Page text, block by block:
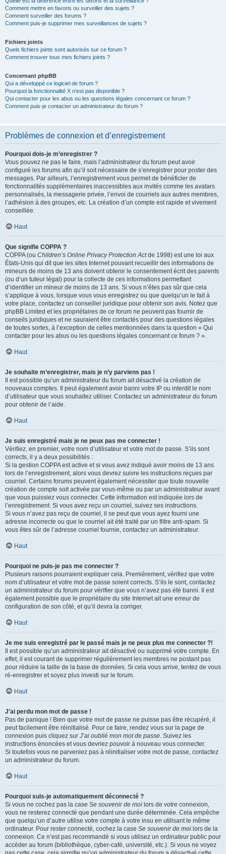
Comment mettre en favoris ou surveiller des sujets ?
Comment surveiller des forums ?
Comment puis-je supprimer mes surveillances de sujets ?
Fichiers joints
Quels fichiers joints sont autorisés sur ce forum ?
Comment trouver tous mes fichiers joints ?
Concernant phpBB
Qui a développé ce logiciel de forum ?
Pourquoi la fonctionnalité X n’est pas disponible ?
Qui contacter pour les abus ou les questions légales concernant ce forum ?
Comment puis-je contacter un administrateur du forum ?
Problèmes de connexion et d’enregistrement
Pourquoi dois-je m’enregistrer ?
Vous pouvez ne pas le faire, mais l’administrateur du forum peut avoir
configuré les forums afin qu’il soit nécessaire de s’enregistrer pour poster des
messages. Par ailleurs, l’enregistrement vous permet de bénéficier de
fonctionnalités supplémentaires inaccessibles aux invités comme les avatars
personnalisés, la messagerie privée, l’envoi de courriels aux autres membres,
l’adhésion à des groupes, etc. La création d’un compte est rapide et vivement
conseillée.
Haut
Que signifie COPPA ?
COPPA (ou Children’s Online Privacy Protection Actde 1998) est une loi aux
États-Unis qui dit que les sites Internet pouvant recueillir des informations de
mineurs de moins de 13 ans doivent obtenir le consentement écrit des parents
(ou d’un tuteur légal) pour la collecte de ces informations permettant
d’identifier un mineur de moins de 13 ans. Si vous n’êtes pas sûr que cela
s’applique à vous, lorsque vous vous enregistrez ou que quelqu’un le fait à
votre place, contactez un conseiller juridique pour obtenir son avis. Notez que
phpBB Limited et les propriétaires de ce forum ne peuvent pas fournir de
conseils juridiques et ne sauraient être contactés pour des questions légales
de toutes sortes, à l’exception de celles mentionnées dans la question « Qui
contacter pour les abus ou les questions légales concernant ce forum ? ».
Haut
Je souhaite m’enregistrer, mais je n’y parviens pas !
Il est possible qu’un administrateur du forum ait désactivé la création de
nouveaux comptes. Il peut également avoir banni votre IP ou interdit le nom
d’utilisateur que vous souhaitez utiliser. Contactez un administrateur du forum
pour obtenir de l’aide.
Haut
Je suis enregistré mais je ne peux pas me connecter !
Vérifiez, en premier, votre nom d’utilisateur et votre mot de passe. S’ils sont
corrects, il y a deux possibilités :
Si la gestion COPPA est active et si vous avez indiqué avoir moins de 13 ans
lors de l’enregistrement, alors vous devrez suivre les instructions reçues par
courriel. Certains forums peuvent également nécessiter que toute nouvelle
création de compte soit activée par vous-même ou par un administrateur avant
que vous puissiez vous connecter. Cette information est indiquée lors de
l’enregistrement. Si vous avez reçu un courriel, suivez ses instructions.
Si vous n’avez pas reçu de courriel, il se peut que vous ayez fourni une
adresse incorrecte ou que le courriel ait été traité par un filtre anti-spam. Si
vous êtes sûr de l’adresse courriel fournie, contactez un administrateur.
Haut
Pourquoi ne puis-je pas me connecter ?
Plusieurs raisons pourraient expliquer cela. Premièrement, vérifiez que votre
nom d’utilisateur et votre mot de passe soient corrects. S’ils le sont, contactez
un administrateur du forum pour vérifier que vous n’avez pas été banni. Il est
également possible que le propriétaire du site Internet ait une erreur de
configuration de son côté, et qu’il devra la corriger.
Haut
Je me suis enregistré par le passé mais je ne peux plus me connecter ?!
Il est possible qu’un administrateur ait désactivé ou supprimé votre compte. En
effet, il est courant de supprimer régulièrement les membres ne postant pas
pour réduire la taille de la base de données. Si cela vous arrive, tentez de vous
ré-enregistrer et soyez plus investi sur le forum.
Haut
J’ai perdu mon mot de passe !
Pas de panique ! Bien que votre mot de passe ne puisse pas être récupéré, il
peut facilement être réinitialisé. Pour ce faire, rendez vous sur la page de
connexion puis cliquez sur J’ai oublié mon mot de passe. Suivez les
instructions énoncées et vous devriez pouvoir à nouveau vous connecter.
Si toutefois vous ne parveniez pas à réinitialiser votre mot de passe, contactez
un administrateur du forum.
Haut
Pourquoi suis-je automatiquement déconnecté ?
Si vous ne cochez pas la case Se souvenir de moi lors de votre connexion,
vous ne resterez connecté que pendant une durée déterminée. Cela empêche
que quelqu’un d’autre utilise votre compte à votre insu en utilisant le même
ordinateur. Pour rester connecté, cochez la case Se souvenir de moi lors de la
connexion. Ce n’est pas recommandé si vous utilisez un ordinateur public pour
accéder au forum (bibliothèque, cyber-café, université, etc.). Si vous ne voyez